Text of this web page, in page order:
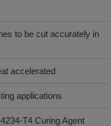
to be cut accurately in
accelerated
applications
T4 Curing Agent